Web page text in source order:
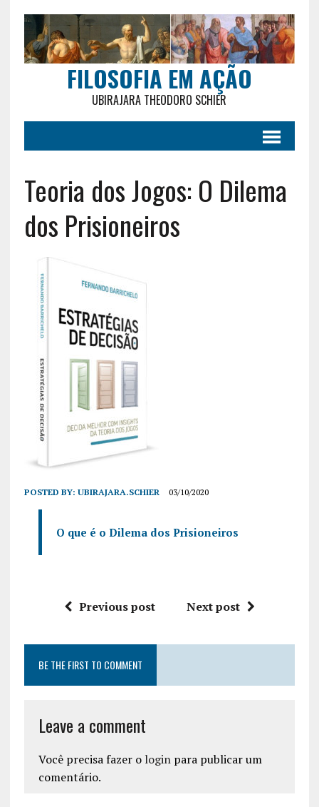
FILOSOFIA EM AÇÃO
UBIRAJARA THEODORO SCHIER
Teoria dos Jogos: O Dilema
dos Prisioneiros
POSTED BY: UBIRAJARA.SCHIER 03/10/2020
O que é o Dilema dos Prisioneiros
Previous post Next post
BE THE FIRST TO COMMENT
Leave a comment
Você precisa fazer o loginpara publicar um
comentário.